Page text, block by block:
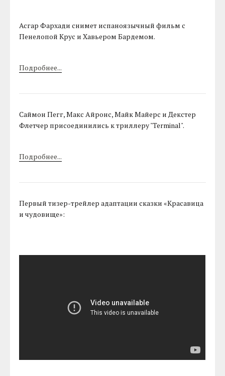
Асгар Фархади снимет испаноязычный фильм с
Пенелопой Крус и Хавьером Бардемом.
Подробнее...
Саймон Пегг, Макс Айронс, Майк Майерс и Декстер
Флетчер присоединились к триллеру "Terminal".
Подробнее...
Первый тизер-трейлер адаптации сказки «Красавица
и чудовище»: